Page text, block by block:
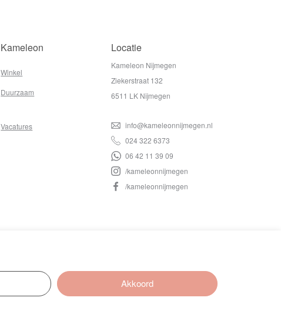
Kameleon
Winkel
Duurzaam
Vacatures
Locatie
Kameleon Nijmegen
Ziekerstraat 132
6511 LK Nijmegen
info@kameleonnijmegen.nl
024 322 6373
06 42 11 39 09
/kameleonnijmegen
/kameleonnijmegen